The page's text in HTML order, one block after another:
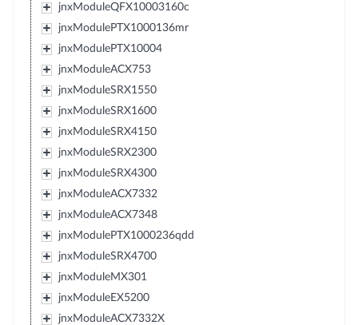
jnxModuleQFX10003160c
jnxModulePTX1000136mr
jnxModulePTX10004
jnxModuleACX753
jnxModuleSRX1550
jnxModuleSRX1600
jnxModuleSRX4150
jnxModuleSRX2300
jnxModuleSRX4300
jnxModuleACX7332
jnxModuleACX7348
jnxModulePTX1000236qdd
jnxModuleSRX4700
jnxModuleMX301
jnxModuleEX5200
jnxModuleACX7332X